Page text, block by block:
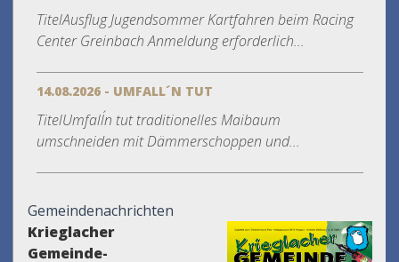
TitelAusflug Jugendsommer Kartfahren beim Racing
Center Greinbach Anmeldung erforderlich...
14.08.2026 - UMFALL´N TUT
TitelUmfall´n tut traditionelles Maibaum
umschneiden mit Dämmerschoppen und...
Gemeindenachrichten
Krieglacher
Gemeinde-